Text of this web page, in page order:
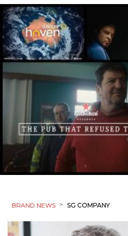
BRAND NEWS > SG COMPANY